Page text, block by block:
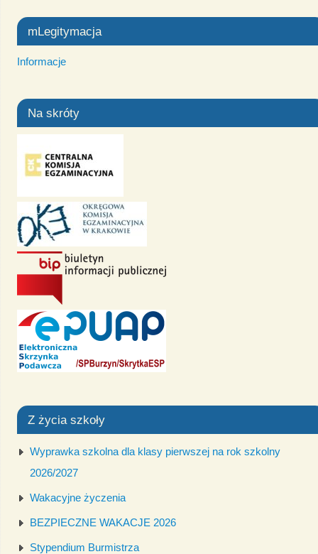
mLegitymacja
Informacje
Na skróty
Z życia szkoły
Wyprawka szkolna dla klasy pierwszej na rok szkolny
2026/2027
Wakacyjne życzenia
BEZPIECZNE WAKACJE 2026
Stypendium Burmistrza